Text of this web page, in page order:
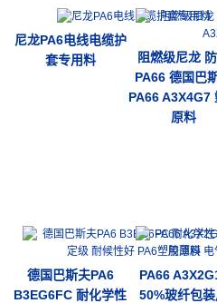
尼龙PA6电线电缆护
套专用料
阻燃级尼龙
PA66 德国巴
PA66 A3X4G7
原料
德国巴斯夫PA6
B3EG6FC 耐化学性
PA66
50%玻纤包装